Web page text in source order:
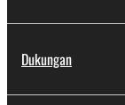
Dukungan